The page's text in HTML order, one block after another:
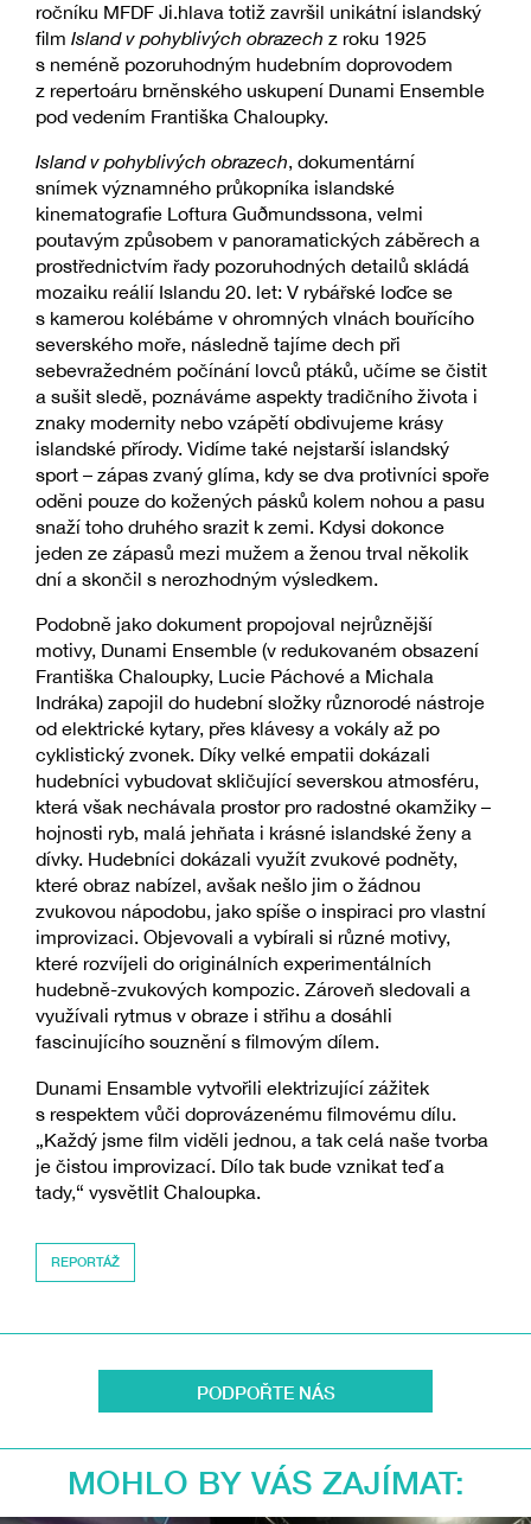
ročníku MFDF Ji.hlava totiž završil unikátní islandský
film Island v pohyblivých obrazech z roku 1925
s neméně pozoruhodným hudebním doprovodem
z repertoáru brněnského uskupení Dunami Ensemble
pod vedením Františka Chaloupky.
Island v pohyblivých obrazech, dokumentární
snímek významného průkopníka islandské
kinematografie Loftura Guðmundssona, velmi
poutavým způsobem v panoramatických záběrech a
prostřednictvím řady pozoruhodných detailů skládá
mozaiku reálií Islandu 20. let: V rybářské loďce se
s kamerou kolébáme v ohromných vlnách bouřícího
severského moře, následně tajíme dech při
sebevražedném počínání lovců ptáků, učíme se čistit
a sušit sledě, poznáváme aspekty tradičního života i
znaky modernity nebo vzápětí obdivujeme krásy
islandské přírody. Vidíme také nejstarší islandský
sport – zápas zvaný glíma, kdy se dva protivníci spoře
oděni pouze do kožených pásků kolem nohou a pasu
snaží toho druhého srazit k zemi. Kdysi dokonce
jeden ze zápasů mezi mužem a ženou trval několik
dní a skončil s nerozhodným výsledkem.
Podobně jako dokument propojoval nejrůznější
motivy, Dunami Ensemble (v redukovaném obsazení
Františka Chaloupky, Lucie Páchové a Michala
Indráka) zapojil do hudební složky různorodé nástroje
od elektrické kytary, přes klávesy a vokály až po
cyklistický zvonek. Díky velké empatii dokázali
hudebníci vybudovat skličující severskou atmosféru,
která však nechávala prostor pro radostné okamžiky –
hojnosti ryb, malá jehňata i krásné islandské ženy a
dívky. Hudebníci dokázali využít zvukové podněty,
které obraz nabízel, avšak nešlo jim o žádnou
zvukovou nápodobu, jako spíše o inspiraci pro vlastní
improvizaci. Objevovali a vybírali si různé motivy,
které rozvíjeli do originálních experimentálních
hudebně-zvukových kompozic. Zároveň sledovali a
využívali rytmus v obraze i střihu a dosáhli
fascinujícího souznění s filmovým dílem.
Dunami Ensamble vytvořili elektrizující zážitek
s respektem vůči doprovázenému filmovému dílu.
„Každý jsme film viděli jednou, a tak celá naše tvorba
je čistou improvizací. Dílo tak bude vznikat teď a
tady,“ vysvětlit Chaloupka.
REPORTÁŽ
PODPOŘTE NÁS
MOHLO BY VÁS ZAJÍMAT: